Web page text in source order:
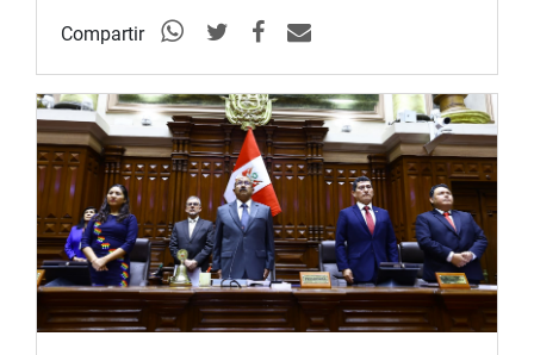
Compartir